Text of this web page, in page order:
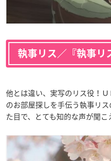
執事リス／『執事リ
他とは違い、実写のリス役！
のお部屋探しを手伝う執事リ
た目で、とても知的な声が聞こ